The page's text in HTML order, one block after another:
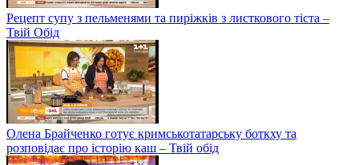
Рецепт супу з пельменями та пиріжків з листкового тіста –
Твій Обід
Олена Брайченко готує кримськотатарську боткху та
розповідає про історію каш – Твій обід